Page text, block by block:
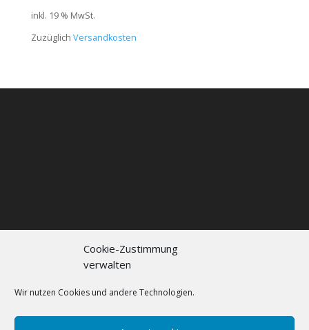
Cookie-Zustimmung
verwalten
Wir nutzen Cookies und andere Technologien.
inkl. 19 % MwSt.
Zuzüglich Versandkosten
Kontakt
Datenschutzerklärung
Cookie policy (EU)